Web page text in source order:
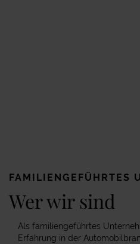
FAMILIENGEFÜHRTES
Wer wir sind
Als familiengeführtes
Erfahrung in der